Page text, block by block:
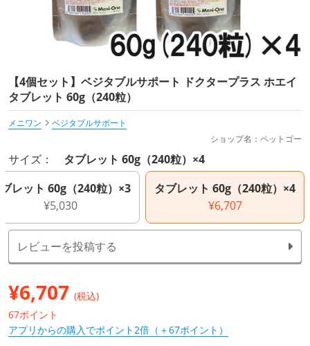
【4個セット】ベジタブルサポート ドクタープラス ホエイ
タブレット 60g（240粒）
メニワン
ベジタブルサポート
ショップ名：ペットゴー
サイズ： タブレット 60g（240粒）×4
レット 60g（240粒）×3
¥5,030
タブレット 60g（240粒）×4
¥6,707
レビューを投稿する
¥6,707 (税込)
67ポイント
アプリからの購入でポイント2倍（＋67ポイント）